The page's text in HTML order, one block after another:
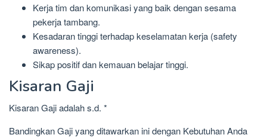
Kerja tim dan komunikasi yang baik dengan sesama
pekerja tambang.
Kesadaran tinggi terhadap keselamatan kerja (safety
awareness).
Sikap positif dan kemauan belajar tinggi.
Kisaran Gaji
Kisaran Gaji adalah s.d. *
Bandingkan Gaji yang ditawarkan ini dengan Kebutuhan Anda